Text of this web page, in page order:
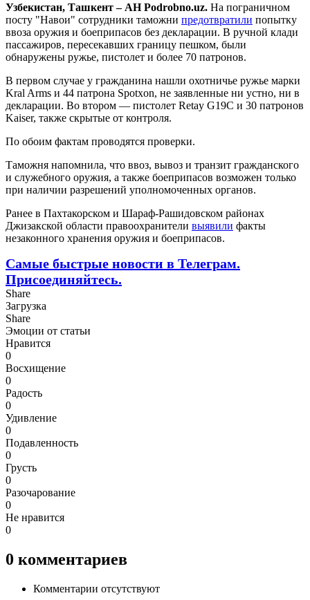
Узбекистан, Ташкент – АН Podrobno.uz. На пограничном
посту "Навои" сотрудники таможни предотвратили попытку
ввоза оружия и боеприпасов без декларации. В ручной клади
пассажиров, пересекавших границу пешком, были
обнаружены ружье, пистолет и более 70 патронов.
В первом случае у гражданина нашли охотничье ружье марки
Kral Arms и 44 патрона Spotxon, не заявленные ни устно, ни в
декларации. Во втором — пистолет Retay G19C и 30 патронов
Kaiser, также скрытые от контроля.
По обоим фактам проводятся проверки.
Таможня напомнила, что ввоз, вывоз и транзит гражданского
и служебного оружия, а также боеприпасов возможен только
при наличии разрешений уполномоченных органов.
Ранее в Пахтакорском и Шараф-Рашидовском районах
Джизакской области правоохранители выявили факты
незаконного хранения оружия и боеприпасов.
Самые быстрые новости в Телеграм.
Присоединяйтесь.
Share
Загрузка
Share
Эмоции от статьи
Нравится
0
Восхищение
0
Радость
0
Удивление
0
Подавленность
0
Грусть
0
Разочарование
0
Не нравится
0
0 комментариев
Комментарии отсутствуют